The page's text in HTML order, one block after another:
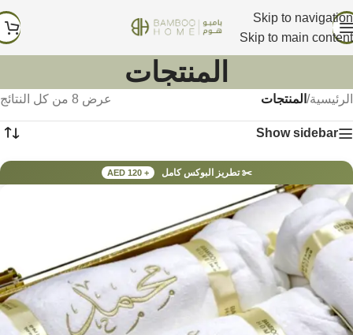
Skip to navigation
Skip to main content
المنتجات
الرئيسية/ المنتجات عرض ⁦8⁩ من كل النتائج
Show sidebar
✂️ تطريز البوكس كامل + AED 120